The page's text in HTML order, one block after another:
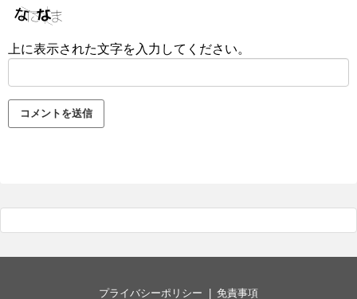
上に表示された文字を入力してください。
プライバシーポリシー 免責事項